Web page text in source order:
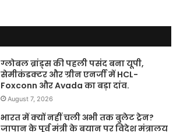
ग्लोबल ब्रांड्स की पहली पसंद बना यूपी,
सेमीकंडक्टर और ग्रीन एनर्जी में HCL-
Foxconn और Avada का बड़ा दांव.
August 7, 2026
भारत में क्यों नहीं चली अभी तक बुलेट ट्रेन?
जापान के पूर्व मंत्री के बयान पर विदेश मंत्रालय